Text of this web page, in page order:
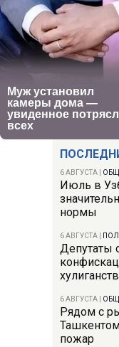
6 АВГУСТА
Июль в
нормы
6 АВГУСТА
Депутаты
6 АВГУСТА
Рядом с
пожар